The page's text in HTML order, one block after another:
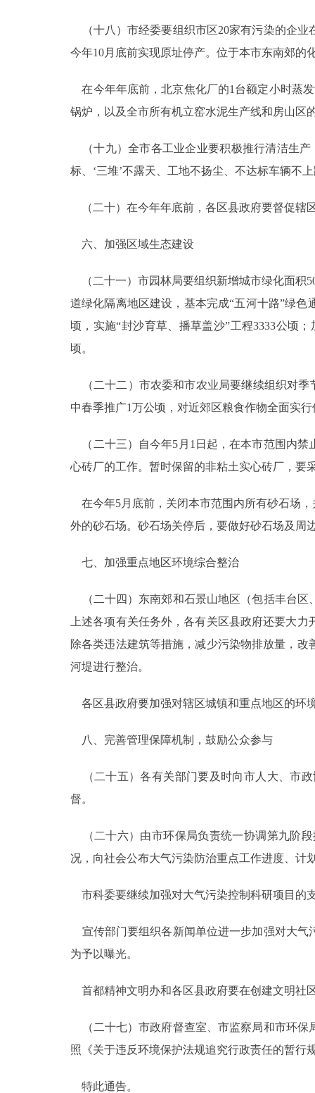
（十八）市经委要组织市区20家有污染的企业
今年10月底前实现原址停产。位于本市东南郊的
在今年年底前，北京焦化厂的1台额定小时蒸
锅炉，以及全市所有机立窑水泥生产线和房山区
（十九）全市各工业企业要积极推行清洁生产
标、‘三堆’不露天、工地不扬尘、不达标车辆不
（二十）在今年年底前，各区县政府要督促辖
六、加强区域生态建设
（二十一）市园林局要组织新增城市绿化面积
道绿化隔离地区建设，基本完成“五河十路”绿
顷，实施“封沙育草、播草盖沙”工程3333公顷
顷。
（二十二）市农委和市农业局要继续组织对季
中春季推广1万公顷，对近郊区粮食作物全面实
（二十三）自今年5月1日起，在本市范围内禁
心砖厂的工作。暂时保留的非粘土实心砖厂，要
在今年5月底前，关闭本市范围内所有砂石场
外的砂石场。砂石场关停后，要做好砂石场及周
七、加强重点地区环境综合整治
（二十四）东南郊和石景山地区（包括丰台区
上述各项有关任务外，各有关区县政府还要大
除各类违法建筑等措施，减少污染物排放量，
河堤进行整治。
各区县政府要加强对辖区城镇和重点地区的环
八、完善管理保障机制，鼓励公众参与
（二十五）各有关部门要及时向市人大、市
督。
（二十六）由市环保局负责统一协调第九阶
况，向社会公布大气污染防治重点工作进度、计
市科委要继续加强对大气污染控制科研项目的
宣传部门要组织各新闻单位进一步加强对大气
为予以曝光。
首都精神文明办和各区县政府要在创建文明社
（二十七）市政府督查室、市监察局和市环保
照《关于违反环境保护法规追究行政责任的暂行
特此通告。